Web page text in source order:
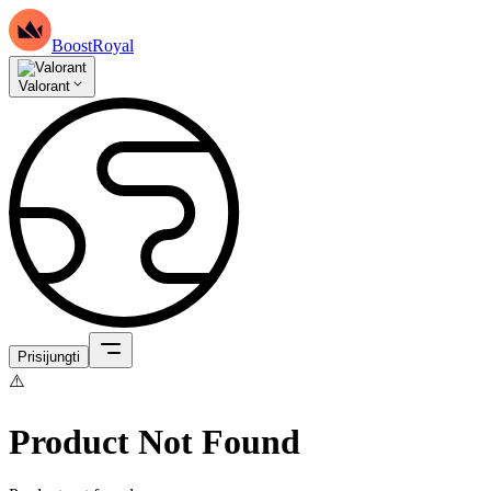
BoostRoyal
Valorant
Prisijungti
⚠️
Product Not Found